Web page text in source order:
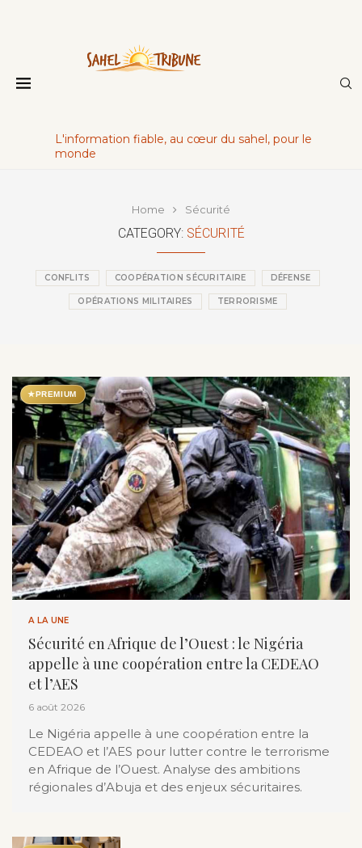
L'information fiable, au cœur du sahel, pour le
monde
Home Sécurité
CATEGORY: SÉCURITÉ
CONFLITS COOPÉRATION SÉCURITAIRE DÉFENSE
OPÉRATIONS MILITAIRES TERRORISME
★PREMIUM
A LA UNE
Sécurité en Afrique de l’Ouest : le Nigéria
appelle à une coopération entre la CEDEAO
et l’AES
6 août 2026
Le Nigéria appelle à une coopération entre la
CEDEAO et l’AES pour lutter contre le terrorisme
en Afrique de l’Ouest. Analyse des ambitions
régionales d’Abuja et des enjeux sécuritaires.